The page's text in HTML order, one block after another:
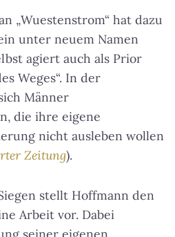
„Wuestenstrom“ hat dazu
unter neuem Namen
agiert auch als Prior
Weges“. In der
Männer
die ihre eigene
nicht ausleben wollen
Zeitung).
stellt Hoffmann den
Arbeit vor. Dabei
seiner eigenen